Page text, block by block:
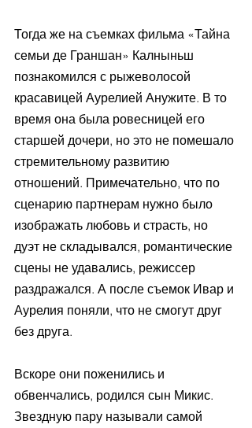
Тогда же на съемках фильма «Тайна
семьи де Граншан» Калныньш
познакомился с рыжеволосой
красавицей Аурелией Анужите. В то
время она была ровесницей его
старшей дочери, но это не помешало
стремительному развитию
отношений. Примечательно, что по
сценарию партнерам нужно было
изображать любовь и страсть, но
дуэт не складывался, романтические
сцены не удавались, режиссер
раздражался. А после съемок Ивар и
Аурелия поняли, что не смогут друг
без друга.
Вскоре они поженились и
обвенчались, родился сын Микис.
Звездную пару называли самой